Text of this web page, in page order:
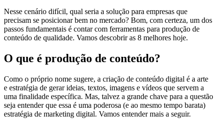
Nesse cenário difícil, qual seria a solução para empresas que
precisam se posicionar bem no mercado? Bom, com certeza, um dos
passos fundamentais é contar com ferramentas para produção de
conteúdo de qualidade. Vamos descobrir as 8 melhores hoje.
O que é produção de conteúdo?
Como o próprio nome sugere, a criação de conteúdo digital é a arte
e estratégia de gerar ideias, textos, imagens e vídeos que servem a
uma finalidade específica. Mas, talvez a grande chave para a questão
seja entender que essa é uma poderosa (e ao mesmo tempo barata)
estratégia de marketing digital. Vamos entender mais a seguir.